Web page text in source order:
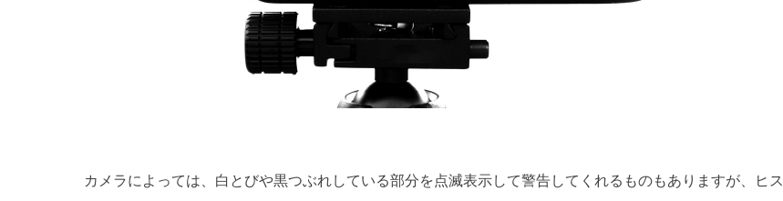
カメラによっては、白とびや黒つぶれしている部分を点滅表示して警告してくれるものもありますが、ヒス